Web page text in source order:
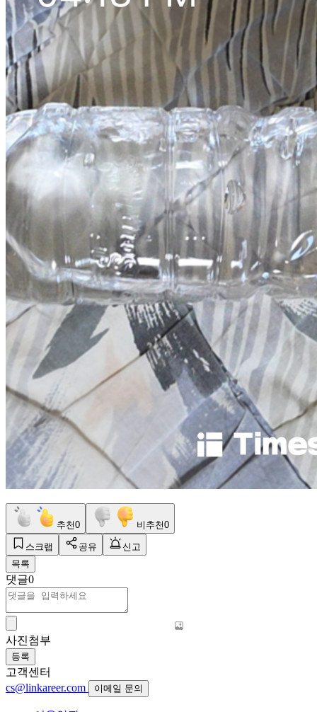
추천0 비추천0
스크랩 공유
신고
목록
댓글0
사진첨부
등록
고객센터
cs@linkareer.com
이메일 문의